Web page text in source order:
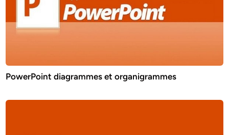
PowerPoint diagrammes et organigrammes